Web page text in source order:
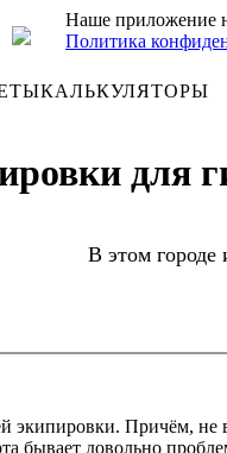
Наше приложение
Политика
КАЛЬКУЛЯТОРЫ
для
В этом городе
Причём, не
бывает довольно